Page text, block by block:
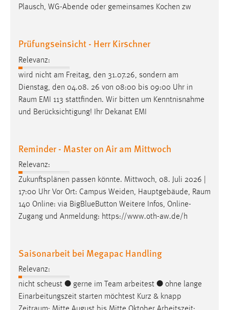
Plausch, WG-Abende oder gemeinsames Kochen zw
Prüfungseinsicht - Herr Kirschner
Relevanz:
wird nicht am Freitag, den 31.07.26, sondern am
Dienstag, den 04.08. 26 von 08:00 bis 09:00 Uhr in
Raum EMI 113 stattfinden. Wir bitten um Kenntnisnahme
und Berücksichtigung! Ihr Dekanat EMI
Reminder - Master on Air am Mittwoch
Relevanz:
Zukunftsplänen passen könnte. Mittwoch, 08. Juli 2026 |
17:00 Uhr Vor Ort: Campus Weiden, Hauptgebäude, Raum
140 Online: via BigBlueButton Weitere Infos, Online-
Zugang und Anmeldung: https://www.oth-aw.de/h
Saisonarbeit bei Megapac Handling
Relevanz:
nicht scheust ● gerne im Team arbeitest ● ohne lange
Einarbeitungszeit starten möchtest Kurz & knapp